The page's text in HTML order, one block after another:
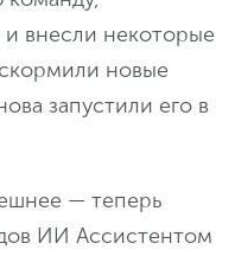
внесли некоторые
новые
запустили его в
— теперь
ИИ Ассистентом